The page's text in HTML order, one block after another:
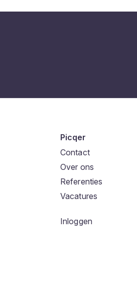
Picqer
Contact
Over ons
Referenties
Vacatures
Inloggen